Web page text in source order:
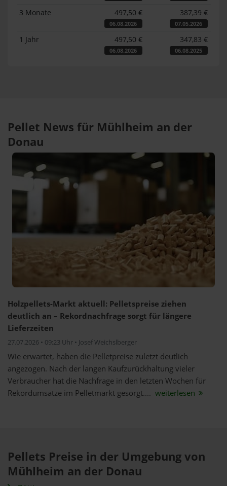
3 Monate 497,50 €
06.08.2026
387,39 €
07.05.2026
1 Jahr 497,50 €
06.08.2026
347,83 €
06.08.2025
Pellet News für Mühlheim an der
Donau
Holzpellets-Markt aktuell: Pelletspreise ziehen
deutlich an – Rekordnachfrage sorgt für längere
Lieferzeiten
27.07.2026 • 09:23 Uhr • Josef Weichslberger
Wie erwartet, haben die Pelletpreise zuletzt deutlich
angezogen. Nach der langen Kaufzurückhaltung vieler
Verbraucher hat die Nachfrage in den letzten Wochen für
Rekordumsätze im Pelletmarkt gesorgt.... weiterlesen
Pellets Preise in der Umgebung von
Mühlheim an der Donau